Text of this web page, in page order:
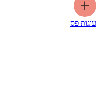
עוגות פס